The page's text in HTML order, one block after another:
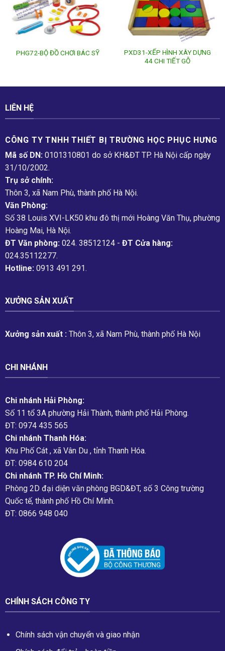
PHG72-BỘ ĐỒ CHƠI BÁC SỸ
PXD31-XẾP HÌNH XÂY DỰNG
44 CHI TIẾT GỖ
LIÊN HỆ
CÔNG TY TNHH THIẾT BỊ TRƯỜNG HỌC PHỤC H­ƯNG
Mã số DN: 0101310801 do sở KH&ĐT TP. Hà Nội cấp ngày
31/10/2002.
Trụ sở chính:
Thôn 3, xã Nam Phù, thành phố Hà Nội.
Văn Phòng:
Số 38 Louis XVI-LK50 khu đô thị mới Hoàng Văn Thụ, phường
Hoàng Mai, Hà Nội.
ĐT Văn phòng:024. 38512124 - ĐT Cửa hàng:
024.35112277.
Hotline:0913 491 291.
XƯỞNG SẢN XUẤT
Xưởng sản xuất :Thôn 3, xã Nam Phù, thành phố Hà Nội
CHI NHÁNH
Chi nhánh Hải Phòng:
Số 11 tổ 3A phường Hải Thành, thành phố Hải Phòng.
ĐT: 0974 435 565
Chi nhánh Thanh Hóa:
Khu Phố Cát , xã Vân Du , tỉnh Thanh Hóa.
ĐT: 0984 610 204
Chi nhánh TP. Hồ Chí Minh:
Phòng 2D đại diện văn phòng BGD&ĐT, số 3 Công trường
Quốc tế, thành phố Hồ Chí Minh.
ĐT: 0866 948 040
CHÍNH SÁCH CÔNG TY
Chính sách vận chuyển và giao nhận